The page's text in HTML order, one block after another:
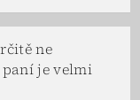
ne
je velmi